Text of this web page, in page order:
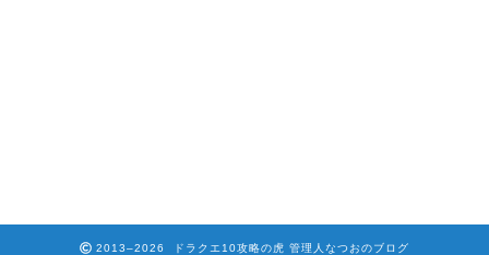
2013–2026 ドラクエ10攻略の虎 管理人なつおのブログ